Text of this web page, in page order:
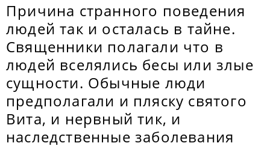
Причина странного поведения
людей так и осталась в тайне.
Священники полагали что в
людей вселялись бесы или злые
сущности. Обычные люди
предполагали и пляску святого
Вита, и нервный тик, и
наследственные заболевания